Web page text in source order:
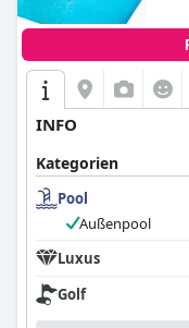
INFO
Kategorien
Pool
Außenpool
Luxus
Golf